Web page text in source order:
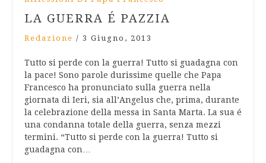
LA GUERRA É PAZZIA
Redazione / 3 Giugno, 2013
Tutto si perde con la guerra! Tutto si guadagna con
la pace! Sono parole durissime quelle che Papa
Francesco ha pronunciato sulla guerra nella
giornata di Ieri, sia all’Angelus che, prima, durante
la celebrazione della messa in Santa Marta. La sua é
una condanna totale della guerra, senza mezzi
termini. “Tutto si perde con la guerra! Tutto si
guadagna con…